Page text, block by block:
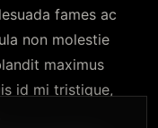
fames ac
non molestie
maximus
id mi tristique,